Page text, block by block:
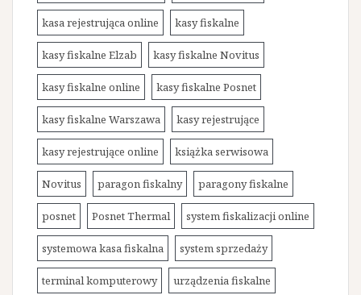
kasa rejestrująca online kasy fiskalne
kasy fiskalne Elzab kasy fiskalne Novitus
kasy fiskalne online kasy fiskalne Posnet
kasy fiskalne Warszawa kasy rejestrujące
kasy rejestrujące online książka serwisowa
Novitus paragon fiskalny paragony fiskalne
posnet Posnet Thermal system fiskalizacji online
systemowa kasa fiskalna system sprzedaży
terminal komputerowy urządzenia fiskalne